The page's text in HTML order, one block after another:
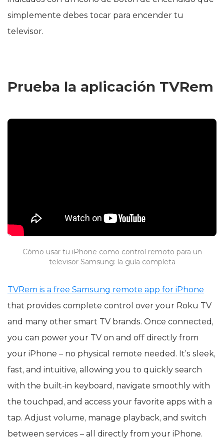
simplemente debes tocar para encender tu
televisor.
Prueba la aplicación TVRem
Cómo usar tu iPhone como control remoto para un
televisor Samsung: la guía completa
TVRem is a free Samsung remote app for iPhone
that provides complete control over your Roku TV
and many other smart TV brands. Once connected,
you can power your TV on and off directly from
your iPhone – no physical remote needed. It’s sleek,
fast, and intuitive, allowing you to quickly search
with the built-in keyboard, navigate smoothly with
the touchpad, and access your favorite apps with a
tap. Adjust volume, manage playback, and switch
between services – all directly from your iPhone.